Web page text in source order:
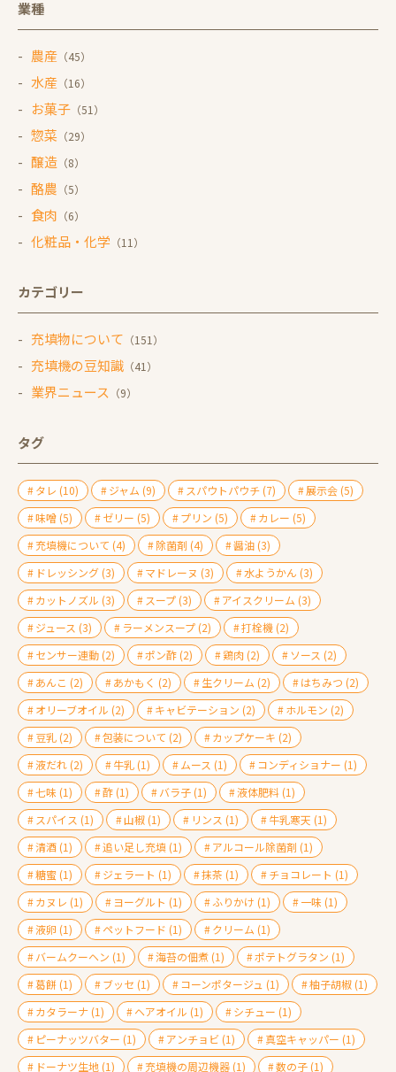
業種
農産 （45）
水産 （16）
お菓子 （51）
惣菜 （29）
醸造 （8）
酪農 （5）
食肉 （6）
化粧品・化学 （11）
カテゴリー
充填物について （151）
充填機の豆知識 （41）
業界ニュース （9）
タグ
タレ (10) ジャム (9) スパウトパウチ(7) 展示会(5)
味噌(5) ゼリー (5) プリン (5) カレー (5)
充填機について (4) 除菌剤 (4) 醤油(3)
ドレッシング(3) マドレーヌ (3) 水ようかん (3)
カットノズル (3) スープ(3) アイスクリーム (3)
ジュース (3) ラーメンスープ(2) 打栓機(2)
センサー連動(2) ポン酢(2) 鶏肉(2) ソース (2)
あんこ (2) あかもく (2) 生クリーム (2) はちみつ (2)
オリーブオイル (2) キャビテーション (2) ホルモン (2)
豆乳(2) 包装について (2) カップケーキ (2)
液だれ(2) 牛乳(1) ムース (1) コンディショナー (1)
七味 (1) 酢(1) バラ子(1) 液体肥料(1)
スパイス (1) 山椒(1) リンス (1) 牛乳寒天 (1)
清酒(1) 追い足し充填(1) アルコール除菌剤 (1)
糖蜜(1) ジェラート (1) 抹茶 (1) チョコレート (1)
カヌレ (1) ヨーグルト (1) ふりかけ (1) 一味 (1)
液卵 (1) ペットフード (1) クリーム (1)
バームクーヘン (1) 海苔の佃煮(1) ポテトグラタン (1)
葛餅(1) ブッセ (1) コーンポタージュ (1) 柚子胡椒(1)
カタラーナ(1) ヘアオイル (1) シチュー (1)
ピーナッツバター (1) アンチョビ(1) 真空キャッパー (1)
ドーナツ生地(1) 充填機の周辺機器(1) 数の子(1)